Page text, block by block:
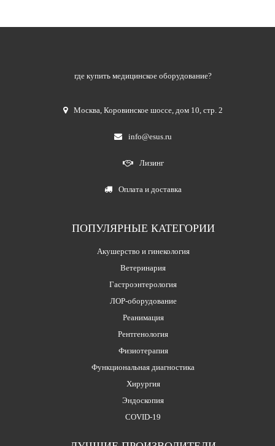
где купить медицинское оборудование?
Москва,Коровинское шоссе, дом 10, стр. 2
info@esus.ru
Лизинг
Оплата и доставка
ПОПУЛЯРНЫЕ КАТЕГОРИИ
Акушерство и гинекология
Ветеринария
Гастроэнтерология
ЛОР-оборудование
Реанимация
Рентгенология
Физиотерапия
Функциональная диагностика
Хирургия
Эндоскопия
COVID-19